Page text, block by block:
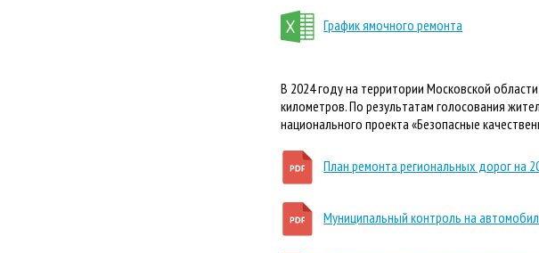
График ямочного ремонта
В 2024 году на территории Московской
километров. По результатам голосования
национального проекта «Безопасные
План ремонта региональных дорог на
Муниципальный контроль на